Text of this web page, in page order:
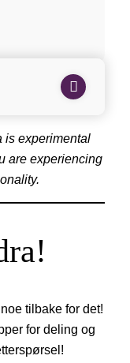
is experimental
are experiencing
tilbake for det!
for deling og